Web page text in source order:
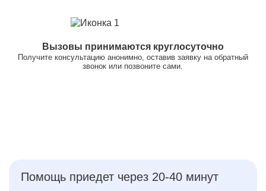
Вызовы принимаются круглосуточно
Получите консультацию анонимно, оставив заявку на обратный
звонок или позвоните сами.
Помощь приедет через 20-40 минут